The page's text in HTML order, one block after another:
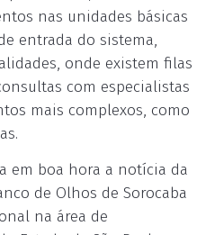
nas unidades básicas
entrada do sistema,
onde existem filas
com especialistas
mais complexos, como
em boa hora a notícia da
de Olhos de Sorocaba
na área de